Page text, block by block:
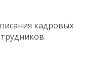
кадровых